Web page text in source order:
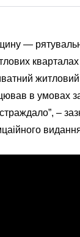
—
в умовах
–